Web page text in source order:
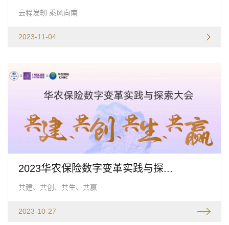
云程发轫 乘风向南
2023-11-04
2023华农保险数字变革实践与探...
共建、共创、共生、共赢
2023-10-27